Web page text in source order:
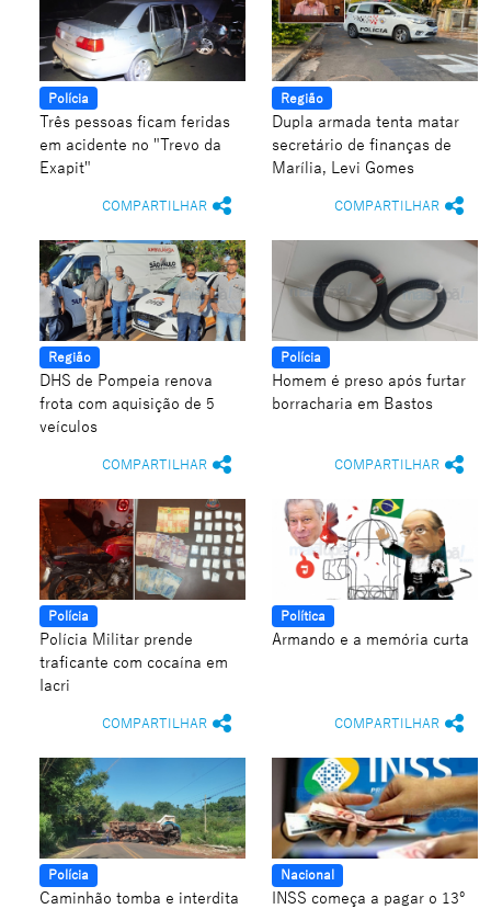
Polícia
Três pessoas ficam feridas
em acidente no "Trevo da
Exapit"
COMPARTILHAR
Região
Dupla armada tenta matar
secretário de finanças de
Marília, Levi Gomes
COMPARTILHAR
Região
DHS de Pompeia renova
frota com aquisição de 5
veículos
COMPARTILHAR
Polícia
Homem é preso após furtar
borracharia em Bastos
COMPARTILHAR
Polícia
Polícia Militar prende
traficante com cocaína em
Iacri
COMPARTILHAR
Política
Armando e a memória curta
COMPARTILHAR
Polícia
Caminhão tomba e interdita
Nacional
INSS começa a pagar o 13º